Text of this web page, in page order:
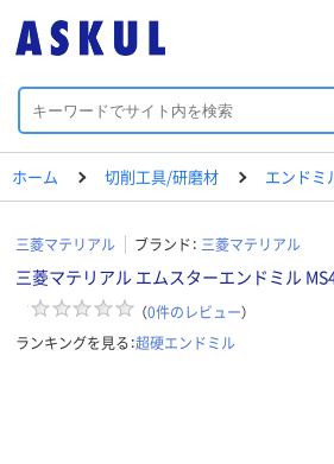
ホーム 切削工具/研磨材 エンドミ
三菱マテリアル ブランド： 三菱マテリアル
三菱マテリアル エムスターエンドミル
（0件のレビュー）
ランキングを見る：超硬エンドミル